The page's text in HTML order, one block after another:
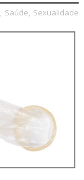
, Saúde, Sexualidade